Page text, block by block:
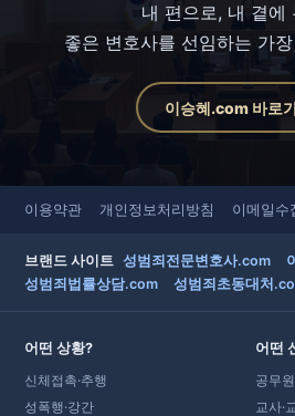
내 편으로, 내 곁에
좋은 변호사를 선임하는 가
이승혜.com 바로
이용약관 개인정보처리방침 이메일수
브랜드 사이트 성범죄전문변호사.com
성범죄법률상담.com
성범죄초동대처
어떤 상황?
신체접촉·추행
성폭행·강간
어떤
공무
교사·